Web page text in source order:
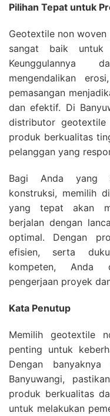
Pilihan Tepat untuk
Geotextile non
sangat baik untuk
Keunggulannya
mengendalikan
pemasangan
dan efektif. Di
distributor
produk berkualitas
pelanggan yang
Bagi Anda yang
konstruksi, memilih
yang tepat akan
berjalan dengan
optimal. Dengan
efisien, serta
kompeten, Anda
pengerjaan proyek
Kata Penutup
Memilih geotextile
penting untuk
Dengan
Banyuwangi,
produk berkualitas
untuk melakukan